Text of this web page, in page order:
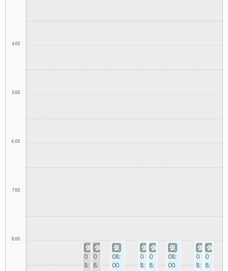
4:00
5:00
6:00
7:00
8:00
仮
0
8:
仮
0
8:
仮
08:
00
仮
0
8:
仮
0
8:
仮
08:
00
仮
0
8:
仮
0
8: